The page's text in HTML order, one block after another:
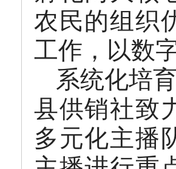
农民的组织
工作，以数
系统化培
县供销社致
多元化主播